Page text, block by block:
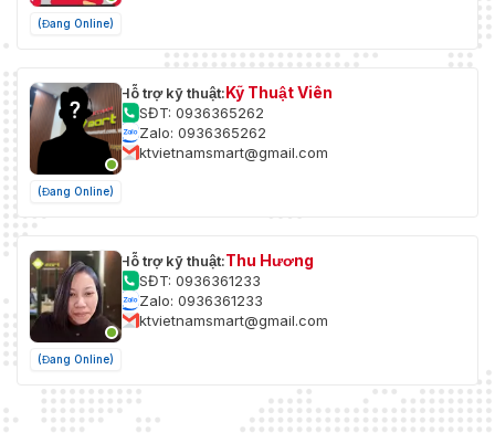
ống kính
(Đang Online)
(Đang Online)
Hỗ trợ kỹ thuật:Kỹ Thuật Viên
SĐT: 0936365262
Zalo: 0936365262
ktvietnamsmart@gmail.com
(Đang Online)
Hỗ trợ kỹ thuật:Thu Hương
SĐT: 0936361233
Zalo: 0936361233
ktvietnamsmart@gmail.com